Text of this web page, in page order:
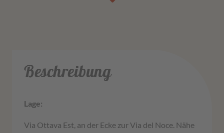
Beschreibung
Lage:
Via Ottava Est, an der Ecke zur Via del Noce. Nähe